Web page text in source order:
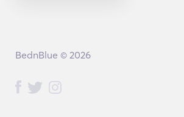
BednBlue © 2026